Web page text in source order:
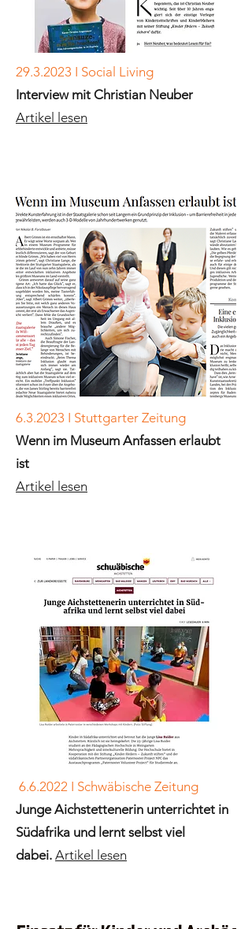
29.3.2023 I Social Living
Interview mit Christian Neuber
Artikel lesen
6.3.2023 I Stuttgarter Zeitung
Wenn im Museum Anfassen erlaubt
ist
Artikel lesen
6.6.2022 I Schwäbische Zeitung
Junge Aichstettenerin unterrichtet in
Südafrika und lernt selbst viel
dabei. Artikel lesen